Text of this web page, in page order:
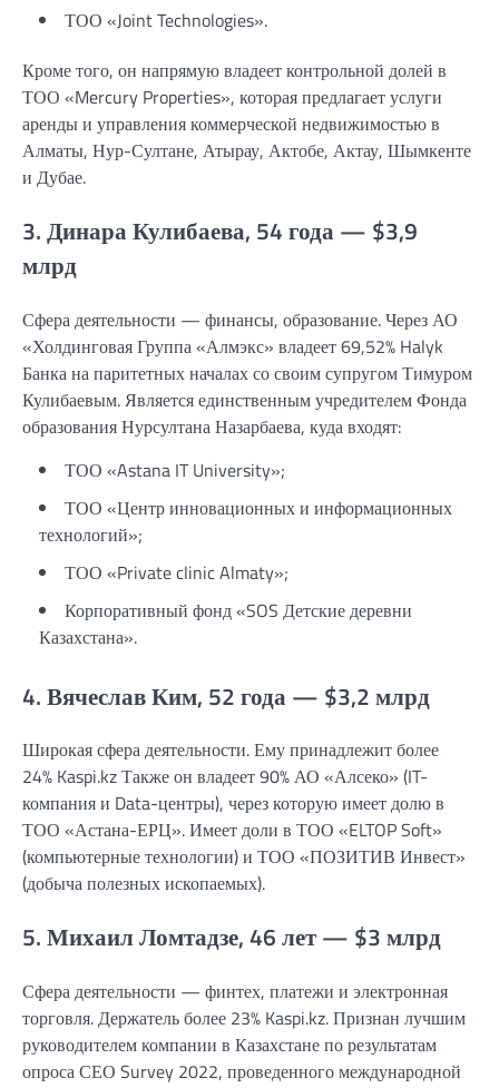
ТОО «Joint Technologies».
Кроме того, он напрямую владеет контрольной долей в
ТОО «Mercury Properties», которая предлагает услуги
аренды и управления коммерческой недвижимостью в
Алматы, Нур-Султане, Атырау, Актобе, Актау, Шымкенте
и Дубае.
3. Динара Кулибаева, 54 года — $3,9
млрд
Сфера деятельности — финансы, образование. Через АО
«Холдинговая Группа «Алмэкс» владеет 69,52% Halyk
Банка на паритетных началах со своим супругом Тимуром
Кулибаевым. Является единственным учредителем Фонда
образования Нурсултана Назарбаева, куда входят:
ТОО «Astana IT University»;
ТОО «Центр инновационных и информационных
технологий»;
ТОО «Private clinic Almaty»;
Корпоративный фонд «SOS Детские деревни
Казахстана».
4. Вячеслав Ким, 52 года — $3,2 млрд
Широкая сфера деятельности. Ему принадлежит более
24% Kaspi.kz Также он владеет 90% АО «Алсеко» (IT-
компания и Data-центры), через которую имеет долю в
ТОО «Астана-ЕРЦ». Имеет доли в ТОО «ELTOP Soft»
(компьютерные технологии) и ТОО «ПОЗИТИВ Инвест»
(добыча полезных ископаемых).
5. Михаил Ломтадзе, 46 лет — $3 млрд
Сфера деятельности — финтех, платежи и электронная
торговля. Держатель более 23% Kaspi.kz. Признан лучшим
руководителем компании в Казахстане по результатам
опроса СЕО Survey 2022, проведенного международной